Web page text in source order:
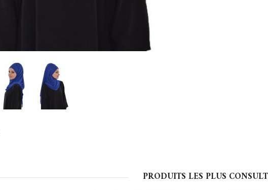
PRODUITS LES PLUS